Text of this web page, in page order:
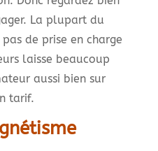
La plupart du
de prise en charge
laisse beaucoup
aussi bien sur
tarif.